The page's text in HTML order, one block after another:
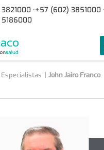
·+57 (602) 3851000 ·
Especialistas
John Jairo Franco